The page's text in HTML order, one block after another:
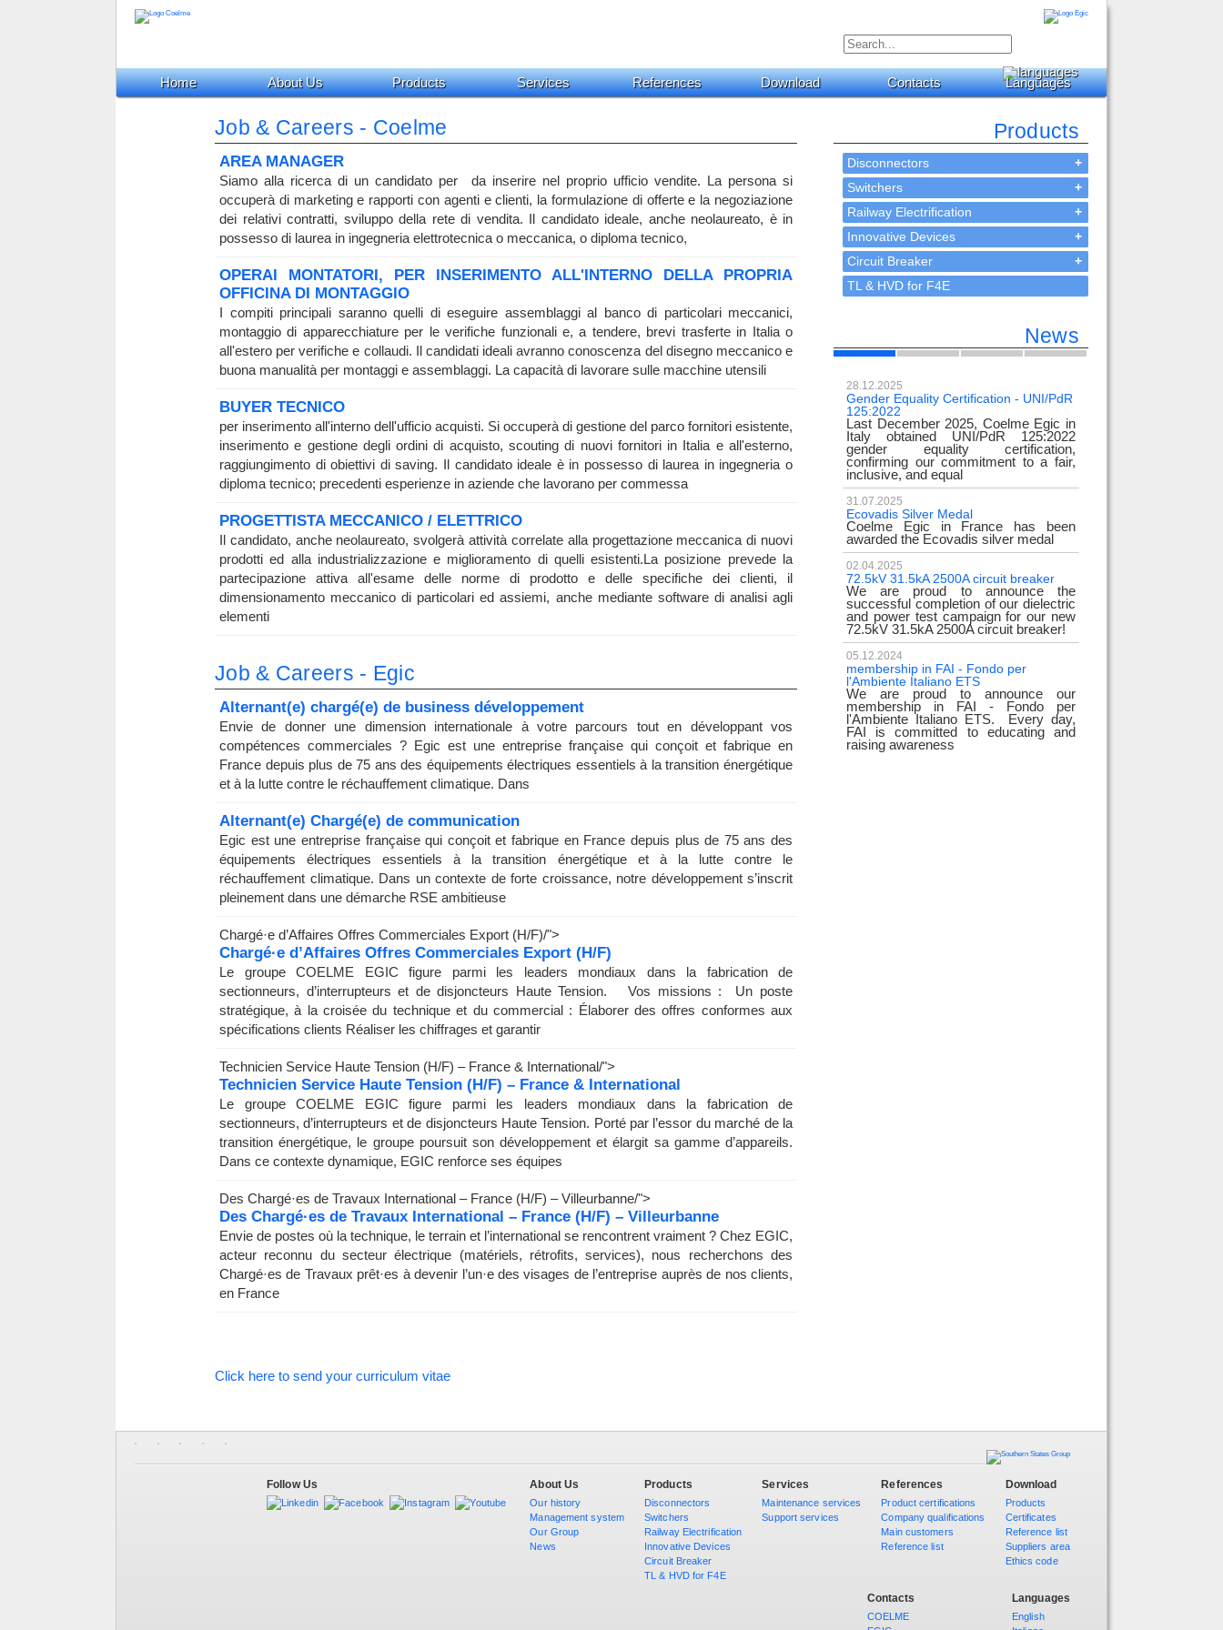
Home About Us Products Services References Download Contacts Languages
Job & Careers - Coelme
AREA MANAGER
Siamo alla ricerca di un candidato per da inserire nel proprio ufficio vendite. La persona si
occuperà di marketing e rapporti con agenti e clienti, la formulazione di offerte e la negoziazione
dei relativi contratti, sviluppo della rete di vendita. Il candidato ideale, anche neolaureato, è in
possesso di laurea in ingegneria elettrotecnica o meccanica, o diploma tecnico,
OPERAI MONTATORI, PER INSERIMENTO ALL'INTERNO DELLA PROPRIA
OFFICINA DI MONTAGGIO
I compiti principali saranno quelli di eseguire assemblaggi al banco di particolari meccanici,
montaggio di apparecchiature per le verifiche funzionali e, a tendere, brevi trasferte in Italia o
all'estero per verifiche e collaudi. Il candidati ideali avranno conoscenza del disegno meccanico e
buona manualità per montaggi e assemblaggi. La capacità di lavorare sulle macchine utensili
BUYER TECNICO
per inserimento all'interno dell'ufficio acquisti. Si occuperà di gestione del parco fornitori esistente,
inserimento e gestione degli ordini di acquisto, scouting di nuovi fornitori in Italia e all'esterno,
raggiungimento di obiettivi di saving. Il candidato ideale è in possesso di laurea in ingegneria o
diploma tecnico; precedenti esperienze in aziende che lavorano per commessa
PROGETTISTA MECCANICO / ELETTRICO
Il candidato, anche neolaureato, svolgerà attività correlate alla progettazione meccanica di nuovi
prodotti ed alla industrializzazione e miglioramento di quelli esistenti.La posizione prevede la
partecipazione attiva all'esame delle norme di prodotto e delle specifiche dei clienti, il
dimensionamento meccanico di particolari ed assiemi, anche mediante software di analisi agli
elementi
Job & Careers - Egic
Alternant(e) chargé(e) de business développement
Envie de donner une dimension internationale à votre parcours tout en développant vos
compétences commerciales ? Egic est une entreprise française qui conçoit et fabrique en
France depuis plus de 75 ans des équipements électriques essentiels à la transition énergétique
et à la lutte contre le réchauffement climatique. Dans
Alternant(e) Chargé(e) de communication
Egic est une entreprise française qui conçoit et fabrique en France depuis plus de 75 ans des
équipements électriques essentiels à la transition énergétique et à la lutte contre le
réchauffement climatique. Dans un contexte de forte croissance, notre développement s’inscrit
pleinement dans une démarche RSE ambitieuse
Chargé·e d’Affaires Offres Commerciales Export (H/F)/">
Chargé·e d’Affaires Offres Commerciales Export (H/F)
Le groupe COELME EGIC figure parmi les leaders mondiaux dans la fabrication de
sectionneurs, d’interrupteurs et de disjoncteurs Haute Tension. Vos missions : Un poste
stratégique, à la croisée du technique et du commercial : Élaborer des offres conformes aux
spécifications clients Réaliser les chiffrages et garantir
Technicien Service Haute Tension (H/F) – France & International/">
Technicien Service Haute Tension (H/F) – France & International
Le groupe COELME EGIC figure parmi les leaders mondiaux dans la fabrication de
sectionneurs, d’interrupteurs et de disjoncteurs Haute Tension. Porté par l’essor du marché de la
transition énergétique, le groupe poursuit son développement et élargit sa gamme d’appareils.
Dans ce contexte dynamique, EGIC renforce ses équipes
Des Chargé·es de Travaux International – France (H/F) – Villeurbanne/">
Des Chargé·es de Travaux International – France (H/F) – Villeurbanne
Envie de postes où la technique, le terrain et l’international se rencontrent vraiment ? Chez EGIC,
acteur reconnu du secteur électrique (matériels, rétrofits, services), nous recherchons des
Chargé·es de Travaux prêt·es à devenir l’un·e des visages de l’entreprise auprès de nos clients,
en France
Click here to send your curriculum vitae
Products
+
Disconnectors
+
Switchers
+
Railway Electrification
+
Innovative Devices
+
Circuit Breaker
TL & HVD for F4E
News
28.12.2025
Gender Equality Certification - UNI/PdR
125:2022
Last December 2025, Coelme Egic in
Italy obtained UNI/PdR 125:2022
gender equality certification,
confirming our commitment to a fair,
inclusive, and equal
31.07.2025
Ecovadis Silver Medal
Coelme Egic in France has been
awarded the Ecovadis silver medal
02.04.2025
72.5kV 31.5kA 2500A circuit breaker
We are proud to announce the
successful completion of our dielectric
and power test campaign for our new
72.5kV 31.5kA 2500A circuit breaker!
05.12.2024
membership in FAI - Fondo per
l'Ambiente Italiano ETS
We are proud to announce our
membership in FAI - Fondo per
l'Ambiente Italiano ETS. Every day,
FAI is committed to educating and
raising awareness
Follow Us About Us
Our history
Management system
Our Group
News
Products
Disconnectors
Switchers
Railway Electrification
Innovative Devices
Circuit Breaker
TL & HVD for F4E
Services
Maintenance services
Support services
References
Product certifications
Company qualifications
Main customers
Reference list
Download
Products
Certificates
Reference list
Suppliers area
Ethics code
Contacts
COELME
Languages
English